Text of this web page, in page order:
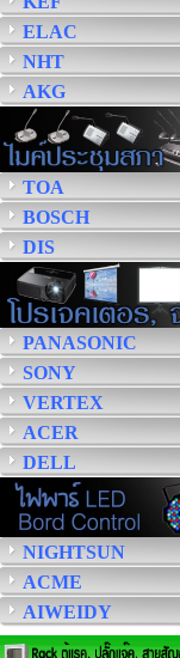
ELAC
NHT
AKG
TOA
BOSCH
DIS
PANASONIC
SONY
VERTEX
ACER
DELL
NIGHTSUN
ACME
AIWEIDY